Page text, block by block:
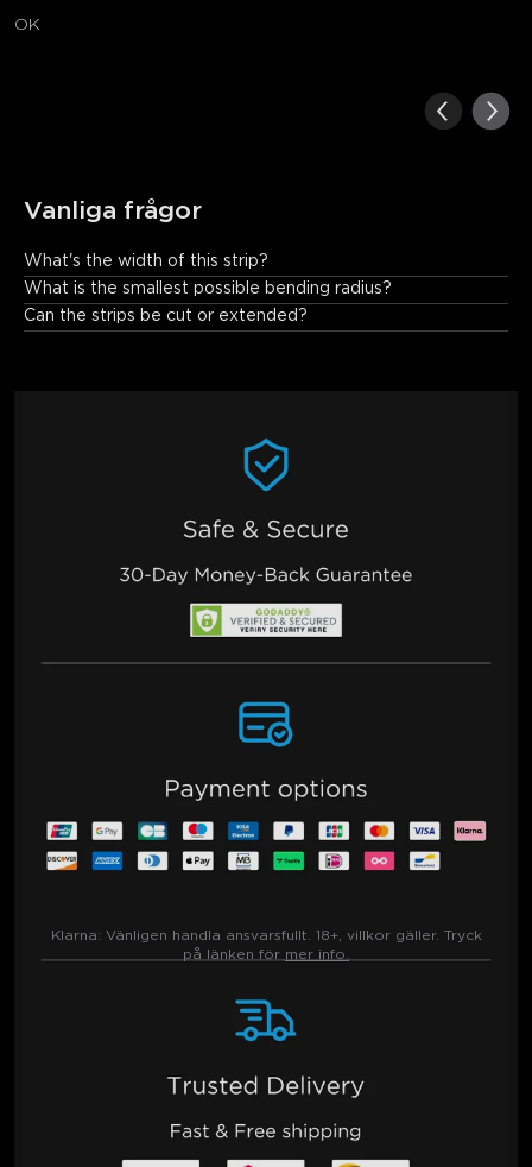
OK
Vanliga frågor
What's the width of this strip?
8mm.
What is the smallest possible bending radius?
Can the strips be cut or extended?
Klarna: Vänligen handla ansvarsfullt. 18+, villkor gäller. Tryck
på länken för mer info.